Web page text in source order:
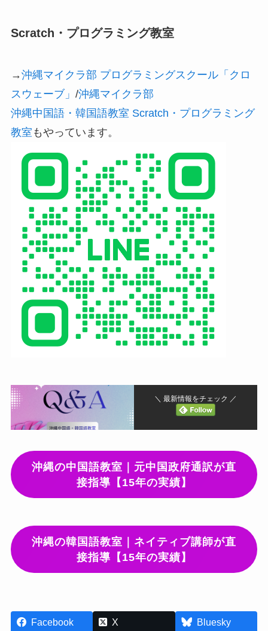
Scratch・プログラミング教室
→沖縄マイクラ部 プログラミングスクール「クロ
スウェーブ」 /沖縄マイクラ部
沖縄中国語・韓国語教室 Scratch・プログラミング
教室 もやっています。
＼ 最新情報をチェック ／
沖縄の中国語教室｜元中国政府通訳が直
接指導【15年の実績】
沖縄の韓国語教室｜ネイティブ講師が直
接指導【15年の実績】
Facebook X
Bluesky